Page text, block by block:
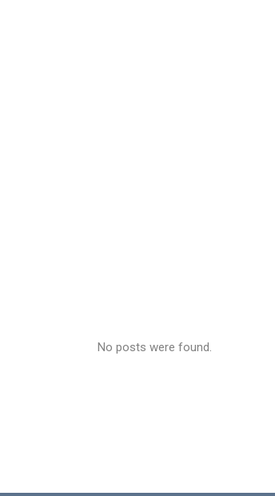
No posts were found.